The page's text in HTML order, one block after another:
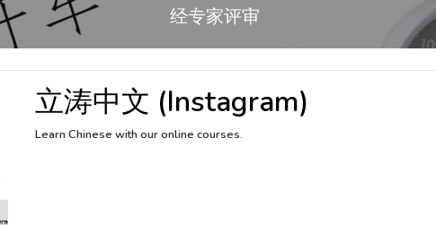
经专家评审
立涛中文 (Instagram)
Learn Chinese with our online courses.